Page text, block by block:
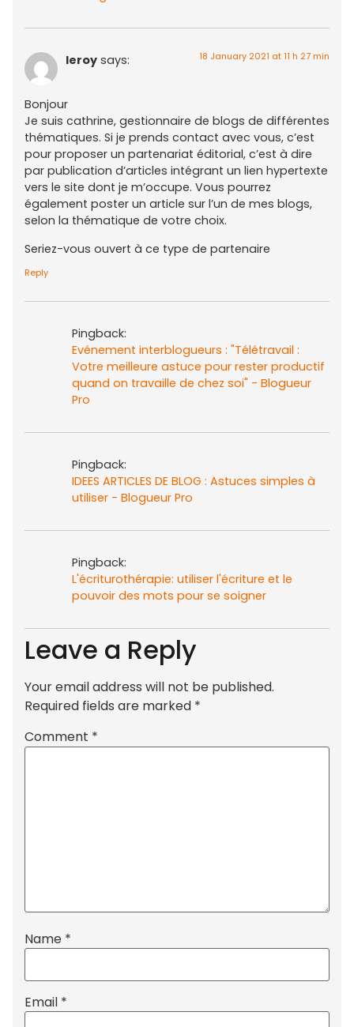
leroy says: 18 January 2021 at 11 h 27 min
Bonjour
Je suis cathrine, gestionnaire de blogs de différentes
thématiques. Si je prends contact avec vous, c’est
pour proposer un partenariat éditorial, c’est à dire
par publication d’articles intégrant un lien hypertexte
vers le site dont je m’occupe. Vous pourrez
également poster un article sur l’un de mes blogs,
selon la thématique de votre choix.
Seriez-vous ouvert à ce type de partenaire
Reply
Pingback:
Evénement interblogueurs : "Télétravail :
Votre meilleure astuce pour rester productif
quand on travaille de chez soi" - Blogueur
Pro
Pingback:
IDEES ARTICLES DE BLOG : Astuces simples à
utiliser - Blogueur Pro
Pingback:
L'écriturothérapie: utiliser l'écriture et le
pouvoir des mots pour se soigner
Leave a Reply
Your email address will not be published.
Required fields are marked *
Comment *
Name *
Email *